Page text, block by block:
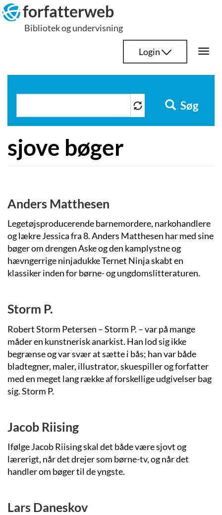
Hop
til
indhold
forfatterweb
Bibliotek og undervisning
Login
Søg
sjove bøger
Anders Matthesen
Legetøjsproducerende barnemordere, narkohandlere
og lækre Jessica fra 8. Anders Matthesen har med sine
bøger om drengen Aske og den kamplystne og
hævngerrige ninjadukke Ternet Ninja skabt en
klassiker inden for børne- og ungdomslitteraturen.
Storm P.
Robert Storm Petersen – Storm P. – var på mange
måder en kunstnerisk anarkist. Han lod sig ikke
begrænse og var svær at sætte i bås; han var både
bladtegner, maler, illustrator, skuespiller og forfatter
med en meget lang række af forskellige udgivelser bag
sig. Storm P.
Jacob Riising
Ifølge Jacob Riising skal det både være sjovt og
lærerigt, når det drejer som børne-tv, og når det
handler om bøger til de yngste.
Lars Daneskov